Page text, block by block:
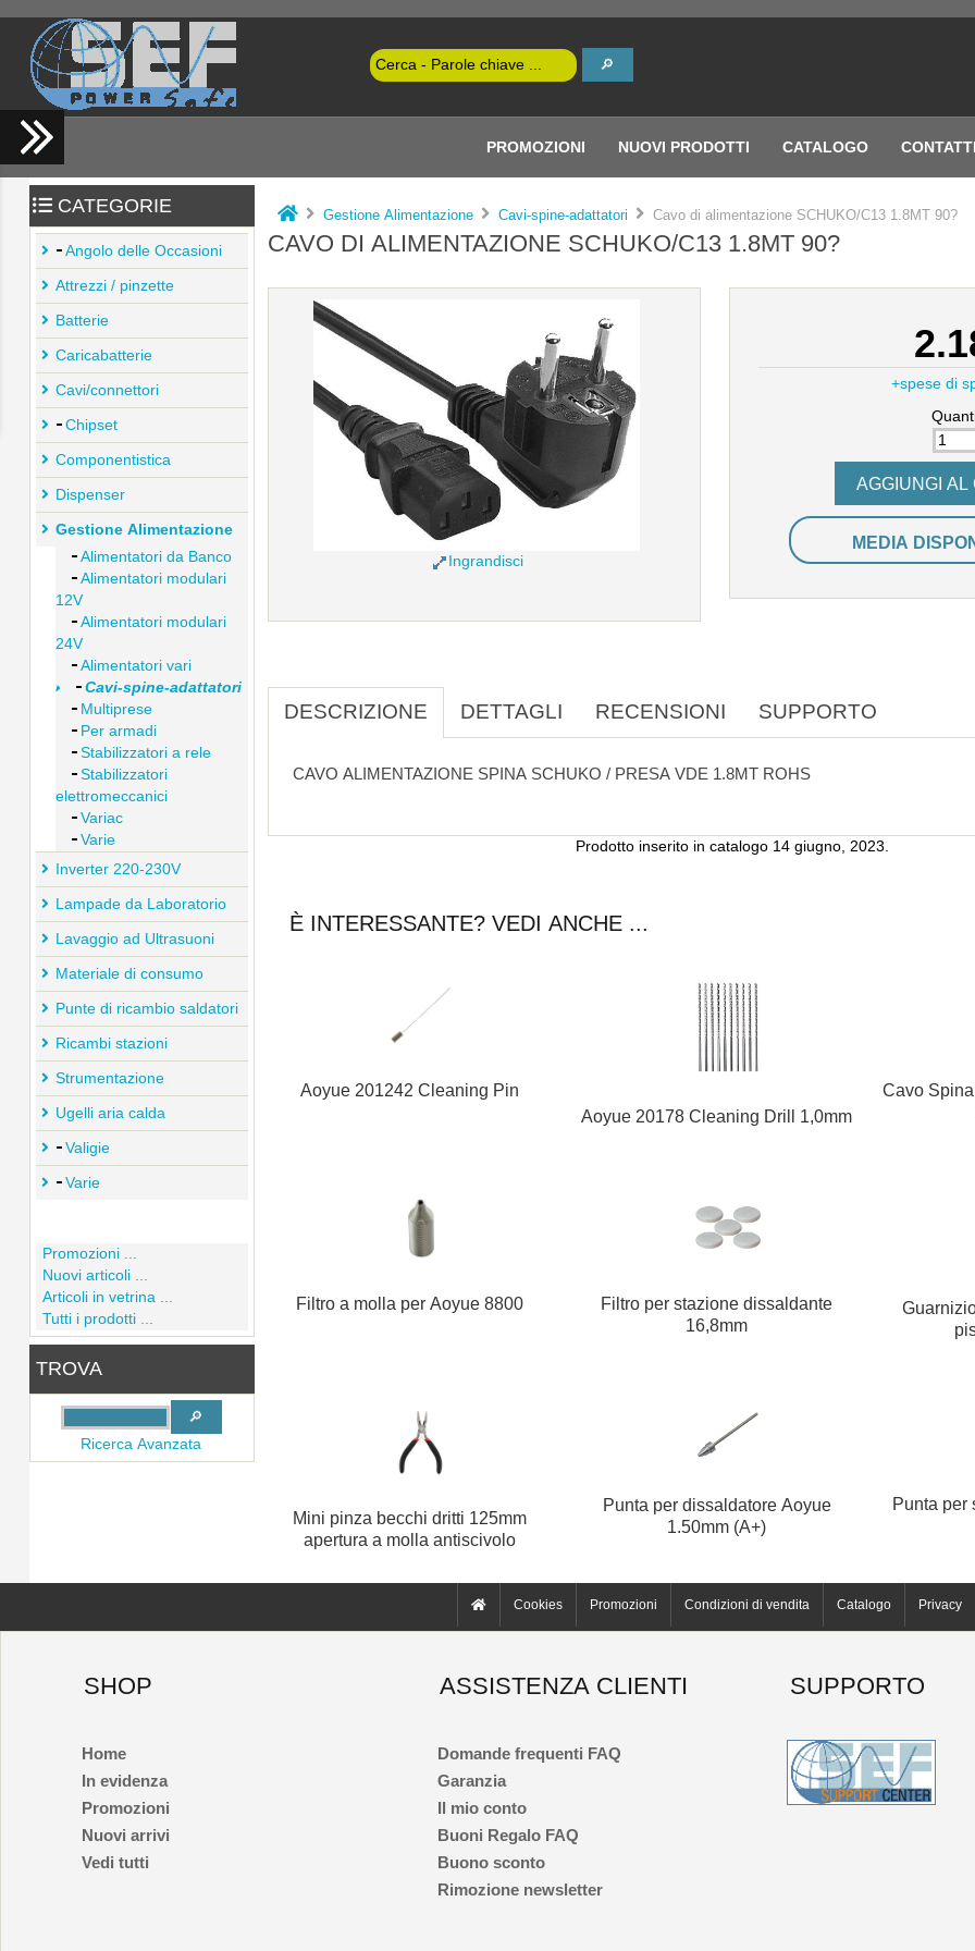
PROMOZIONI NUOVI PRODOTTI CATALOGO CONTATTI
CATEGORIE
Angolo delle Occasioni
Attrezzi / pinzette
Batterie
Caricabatterie
Cavi/connettori
Chipset
Componentistica
Dispenser
Gestione Alimentazione
Alimentatori da Banco
Alimentatori modulari
12V
Alimentatori modulari
24V
Alimentatori vari
Cavi-spine-adattatori
Multiprese
Per armadi
Stabilizzatori a rele
Stabilizzatori
elettromeccanici
Variac
Varie
Inverter 220-230V
Lampade da Laboratorio
Lavaggio ad Ultrasuoni
Materiale di consumo
Punte di ricambio saldatori
Ricambi stazioni
Strumentazione
Ugelli aria calda
Valigie
Varie
Promozioni ...
Nuovi articoli ...
Articoli in vetrina ...
Tutti i prodotti ...
TROVA
Ricerca Avanzata
Gestione Alimentazione Cavi-spine-adattatori Cavo di alimentazione SCHUKO/C13 1.8MT 90?
CAVO DI ALIMENTAZIONE SCHUKO/C13 1.8MT 90?
Ingrandisci
+spese di
MEDIA
DESCRIZIONE DETTAGLI RECENSIONI SUPPORTO
CAVO ALIMENTAZIONE SPINA SCHUKO / PRESA VDE 1.8MT ROHS
Prodotto inserito in catalogo 14 giugno, 2023.
È INTERESSANTE? VEDI ANCHE ...
Aoyue 201242 Cleaning Pin
Aoyue 20178 Cleaning Drill 1,0mm
Cavo
Filtro a molla per Aoyue 8800
Filtro per stazione dissaldante
16,8mm
Mini pinza becchi dritti 125mm
apertura a molla antiscivolo
Punta per dissaldatore Aoyue
1.50mm (A+)
Punta per
Cookies Promozioni Condizioni di vendita Catalogo Privacy
SHOP
Home
In evidenza
Promozioni
Nuovi arrivi
Vedi tutti
ASSISTENZA CLIENTI
Domande frequenti FAQ
Garanzia
Il mio conto
Buoni Regalo FAQ
Buono sconto
Rimozione newsletter
SUPPORTO